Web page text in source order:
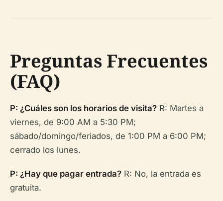
Preguntas Frecuentes
(FAQ)
P: ¿Cuáles son los horarios de visita? R: Martes a
viernes, de 9:00 AM a 5:30 PM;
sábado/domingo/feriados, de 1:00 PM a 6:00 PM;
cerrado los lunes.
P: ¿Hay que pagar entrada? R: No, la entrada es
gratuita.